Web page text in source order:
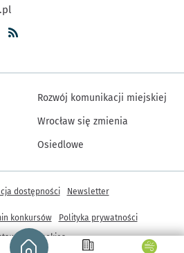
Strona główna - wroclaw.pl
Rozwój komunikacji miejskiej
Wrocław się zmienia
Osiedlowe
dostępności Newsletter
konkursów
Polityka prywatności
cookies